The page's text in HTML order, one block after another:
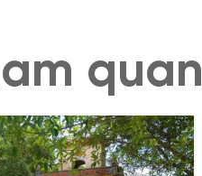
quan